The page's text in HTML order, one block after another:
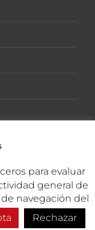
los derechos
para evaluar
general de
navegación del
Rechazar